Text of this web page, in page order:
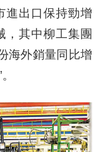
進出口保持勁增
，其中柳工集團
海外銷量同比增